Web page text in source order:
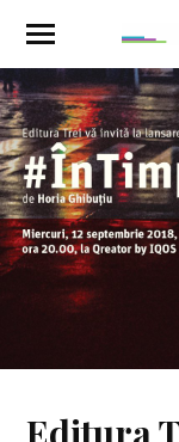
Editura